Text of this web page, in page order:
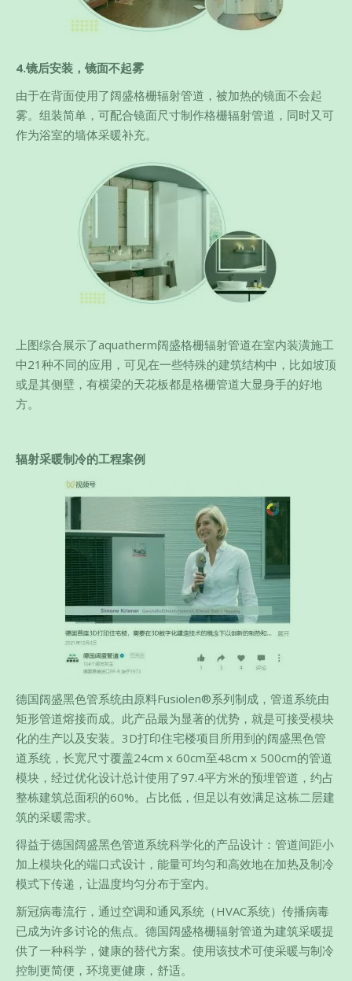
4.镜后安装，镜面不起雾
由于在背面使用了阔盛格栅辐射管道，被加热的镜面不会起
雾。组装简单，可配合镜面尺寸制作格栅辐射管道，同时又可
作为浴室的墙体采暖补充。
上图综合展示了aquatherm阔盛格栅辐射管道在室内装潢施工
中21种不同的应用，可见在一些特殊的建筑结构中，比如坡顶
或是其侧壁，有横梁的天花板都是格栅管道大显身手的好地
方。
辐射采暖制冷的工程案例
德国阔盛黑色管系统由原料Fusiolen®系列制成，管道系统由
矩形管道熔接而成。此产品最为显著的优势，就是可接受模块
化的生产以及安装。3D打印住宅楼项目所用到的阔盛黑色管
道系统，长宽尺寸覆盖24cm x 60cm至48cm x 500cm的管道
模块，经过优化设计总计使用了97.4平方米的预埋管道，约占
整栋建筑总面积的60%。占比低，但足以有效满足这栋二层建
筑的采暖需求。
得益于德国阔盛黑色管道系统科学化的产品设计：管道间距小
加上模块化的端口式设计，能量可均匀和高效地在加热及制冷
模式下传递，让温度均匀分布于室内。
新冠病毒流行，通过空调和通风系统（HVAC系统）传播病毒
已成为许多讨论的焦点。德国阔盛格栅辐射管道为建筑采暖提
供了一种科学，健康的替代方案。使用该技术可使采暖与制冷
控制更简便，环境更健康，舒适。